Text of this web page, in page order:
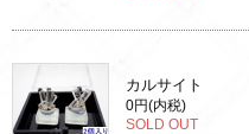
カルサイト
0円(内税)
SOLD OUT